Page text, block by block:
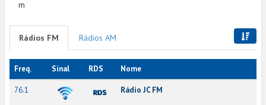
m
Rádios FM Rádios AM
Freq. Sinal RDS Nome
76.1 Rádio JC FM